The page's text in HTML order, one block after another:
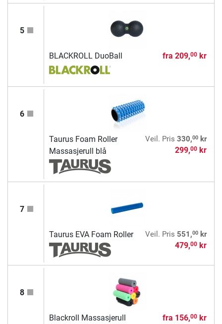
5
BLACKROLL DuoBall fra 209,00kr
6
Taurus Foam Roller
Massasjerull blå
Veil. Pris 330,00kr
299,00kr
7
Taurus EVA Foam Roller Veil. Pris 551,00kr
479,00kr
8
Blackroll Massasjerull
fra 156,00kr